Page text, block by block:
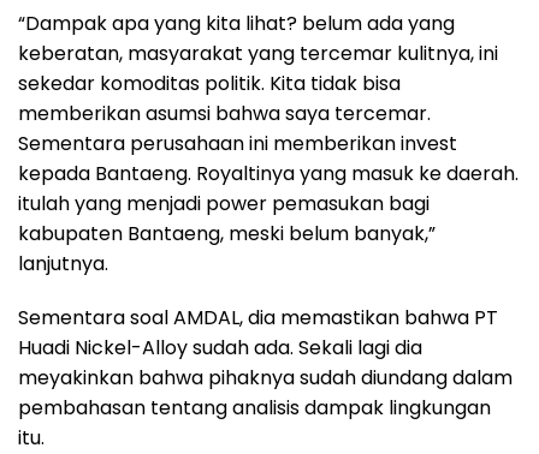
“Dampak apa yang kita lihat? belum ada yang
keberatan, masyarakat yang tercemar kulitnya, ini
sekedar komoditas politik. Kita tidak bisa
memberikan asumsi bahwa saya tercemar.
Sementara perusahaan ini memberikan invest
kepada Bantaeng. Royaltinya yang masuk ke daerah.
itulah yang menjadi power pemasukan bagi
kabupaten Bantaeng, meski belum banyak,”
lanjutnya.
Sementara soal AMDAL, dia memastikan bahwa PT
Huadi Nickel-Alloy sudah ada. Sekali lagi dia
meyakinkan bahwa pihaknya sudah diundang dalam
pembahasan tentang analisis dampak lingkungan
itu.